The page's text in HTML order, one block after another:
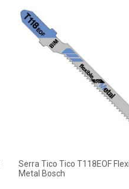
Serra Tico Tico T118EOF
Metal Bosch